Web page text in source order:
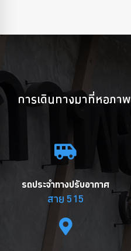
การเดินทางมาที่หอภ
รถประจำทางปรับอากาศ
สาย 515